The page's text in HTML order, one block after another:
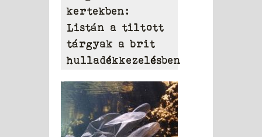
kertekben:
Listán a tiltott
tárgyak a brit
hulladékkezelésben